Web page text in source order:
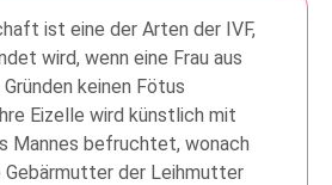
ist eine der Arten der IVF,
wird, wenn eine Frau aus
keinen Fötus
Eizelle wird künstlich mit
Mannes befruchtet, wonach
Gebärmutter der Leihmutter